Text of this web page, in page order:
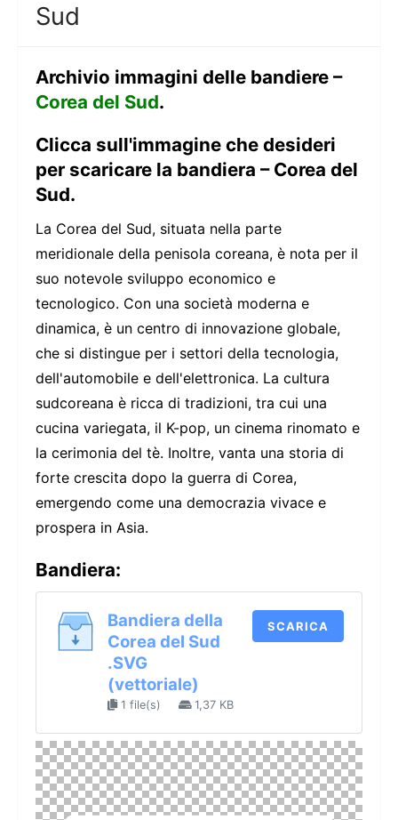
Sud
Archivio immagini delle bandiere –
Corea del Sud.
Clicca sull'immagine che desideri
per scaricare la bandiera – Corea del
Sud.
La Corea del Sud, situata nella parte
meridionale della penisola coreana, è nota per il
suo notevole sviluppo economico e
tecnologico. Con una società moderna e
dinamica, è un centro di innovazione globale,
che si distingue per i settori della tecnologia,
dell'automobile e dell'elettronica. La cultura
sudcoreana è ricca di tradizioni, tra cui una
cucina variegata, il K-pop, un cinema rinomato e
la cerimonia del tè. Inoltre, vanta una storia di
forte crescita dopo la guerra di Corea,
emergendo come una democrazia vivace e
prospera in Asia.
Bandiera:
Bandiera della
Corea del Sud
.SVG
(vettoriale)
1 file(s) 1,37 KB
SCARICA